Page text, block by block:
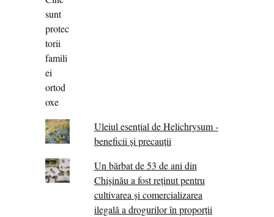
Uleiul esențial de Helichrysum -
beneficii și precauții
Un bărbat de 53 de ani din
Chișinău a fost reținut pentru
cultivarea și comercializarea
ilegală a drogurilor în proporții